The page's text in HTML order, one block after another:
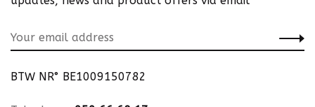
BTW NR° BE1009150782